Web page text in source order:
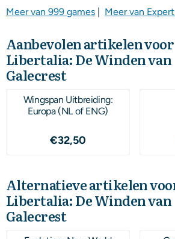
Meer van 999 games | Meer van
Aanbevolen artikelen voor
Libertalia: De Winden van
Galecrest
Wingspan Uitbreiding:
Europa (NL of ENG)
Prijs: 32,50
€32,50
Alternatieve artikelen
Libertalia: De Winden van
Galecrest